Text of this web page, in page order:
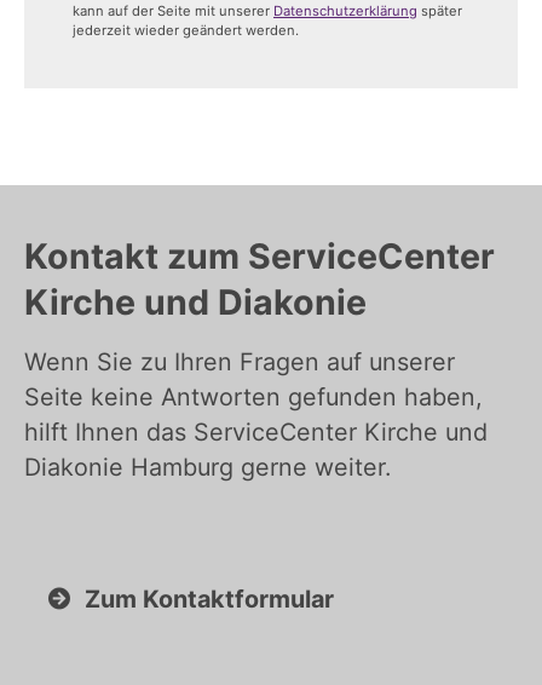
kann auf der Seite mit unserer Datenschutzerklärung später
jederzeit wieder geändert werden.
Kontakt zum ServiceCenter
Kirche und Diakonie
Wenn Sie zu Ihren Fragen auf unserer
Seite keine Antworten gefunden haben,
hilft Ihnen das ServiceCenter Kirche und
Diakonie Hamburg gerne weiter.
Zum Kontaktformular